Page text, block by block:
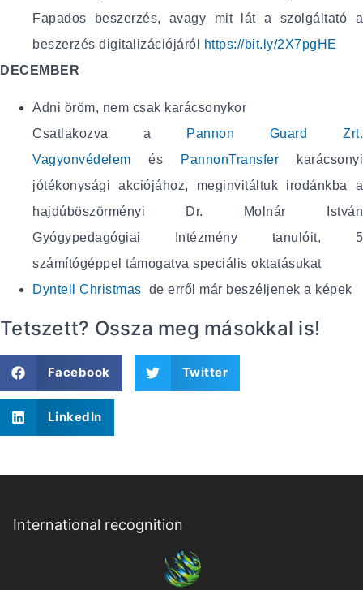
Fapados beszerzés, avagy mit lát a szolgáltató a
beszerzés digitalizációjáról
https://bit.ly/2X7pgHE
DECEMBER
Adni öröm, nem csak karácsonykor
Csatlakozva a
Pannon Guard Zrt.
Vagyonvédelem és PannonTransfer karácsonyi
jótékonysági akciójához, meginvitáltuk irodánkba a
hajdúböszörményi Dr. Molnár István
Gyógypedagógiai Intézmény tanulóit, 5
számítógéppel támogatva speciális oktatásukat
Dyntell Christmas de erről már beszéljenek a képek
Tetszett? Ossza meg másokkal is!
Facebook Twitter
LinkedIn
International recognition